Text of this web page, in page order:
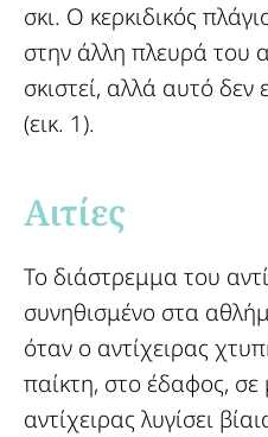
σκι. Ο κερκιδικός
στην άλλη πλευρά του
σκιστεί, αλλά αυτό δεν
(εικ. 1).
Αιτίες​
Το διάστρεμμα του
συνηθισμένο στα
όταν ο αντίχειρας
παίκτη, στο έδαφος,
αντίχειρας λυγίσει